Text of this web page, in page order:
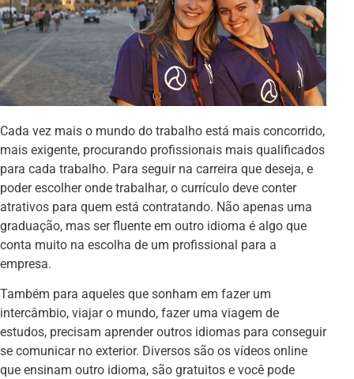
Cada vez mais o mundo do trabalho está mais concorrido,
mais exigente, procurando profissionais mais qualificados
para cada trabalho. Para seguir na carreira que deseja, e
poder escolher onde trabalhar, o currículo deve conter
atrativos para quem está contratando. Não apenas uma
graduação, mas ser fluente em outro idioma é algo que
conta muito na escolha de um profissional para a
empresa.
Também para aqueles que sonham em fazer um
intercâmbio, viajar o mundo, fazer uma viagem de
estudos, precisam aprender outros idiomas para conseguir
se comunicar no exterior. Diversos são os vídeos online
que ensinam outro idioma, são gratuitos e você pode